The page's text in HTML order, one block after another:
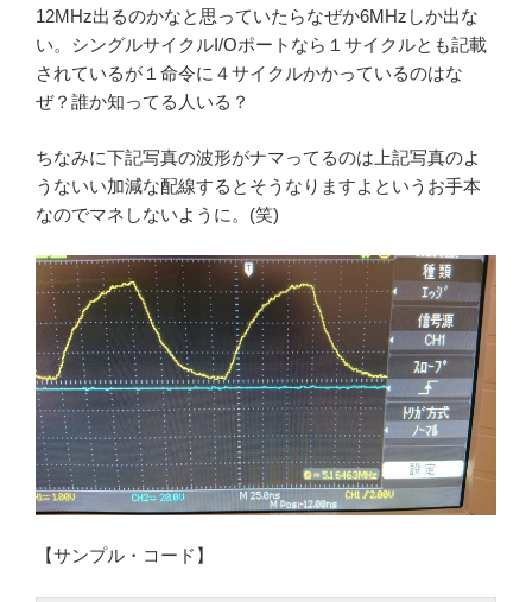
12MHz出るのかなと思っていたらなぜか6MHzしか出な
い。シングルサイクルI/Oポートなら１サイクルとも記載
されているが１命令に４サイクルかかっているのはな
ぜ？誰か知ってる人いる？
ちなみに下記写真の波形がナマってるのは上記写真のよ
うないい加減な配線するとそうなりますよというお手本
なのでマネしないように。(笑)
【サンプル・コード】